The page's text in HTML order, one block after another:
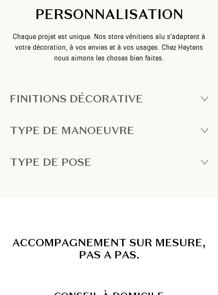
PERSONNALISATION
Chaque projet est unique. Nos store vénitiens alu s’adaptent à
votre décoration, à vos envies et à vos usages. Chez Heytens
nous aimons les choses bien faites.
FINITIONS DÉCORATIVE
TYPE DE MANOEUVRE
TYPE DE POSE
ACCOMPAGNEMENT SUR MESURE,
PAS A PAS.